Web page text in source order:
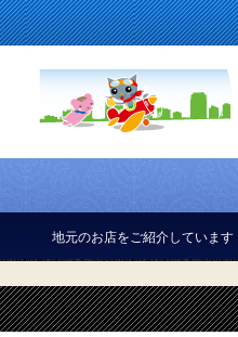
をご紹介しています！ 掲